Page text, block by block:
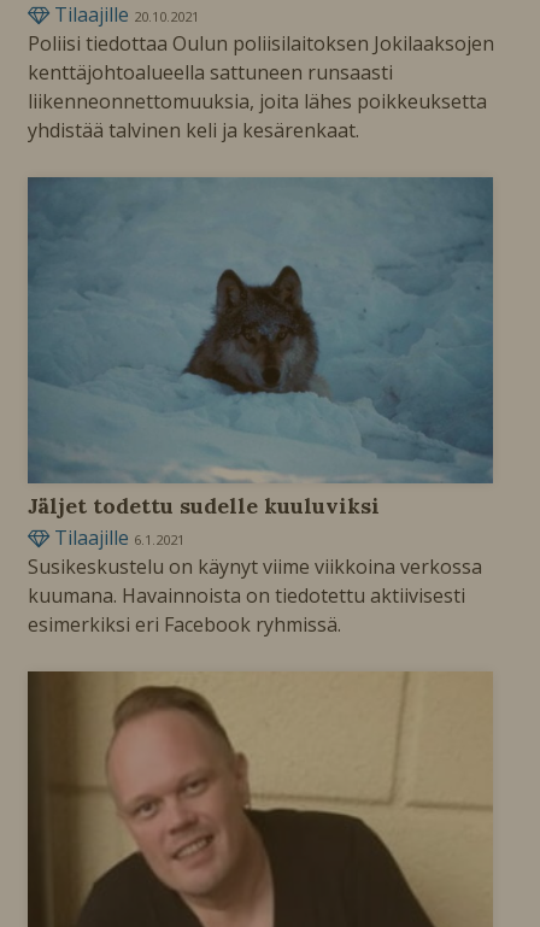
Tilaajille 20.10.2021
Poliisi tiedottaa Oulun poliisilaitoksen Jokilaaksojen
kenttäjohtoalueella sattuneen runsaasti
liikenneonnettomuuksia, joita lähes poikkeuksetta
yhdistää talvinen keli ja kesärenkaat.
Jäljet todettu sudelle kuuluviksi
Tilaajille 6.1.2021
Susikeskustelu on käynyt viime viikkoina verkossa
kuumana. Havainnoista on tiedotettu aktiivisesti
esimerkiksi eri Facebook ryhmissä.